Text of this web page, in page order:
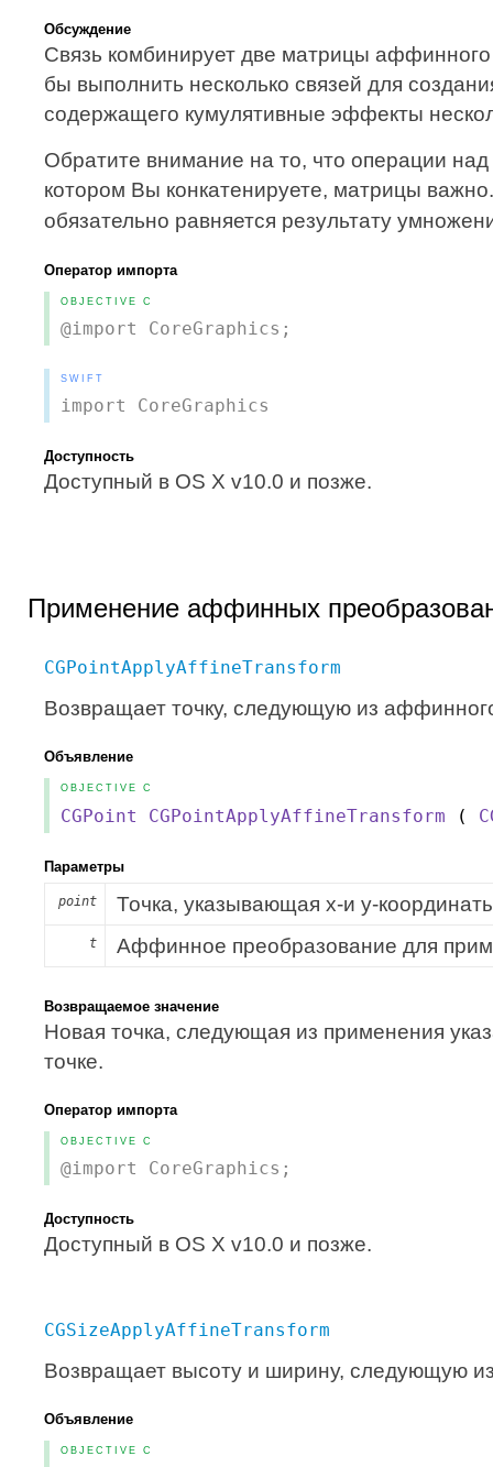
Обсуждение
Связь комбинирует две матрицы
бы выполнить несколько связей для
содержащего кумулятивные эффекты
Обратите внимание на то, что операции
котором Вы конкатенируете, матрицы
обязательно равняется результату
Оператор импорта
OBJECTIVE C
@import CoreGraphics;
SWIFT
import CoreGraphics
Доступность
Доступный в OS X v10.0 и позже.
Применение аффинных
CGPointApplyAffineTransform
Возвращает точку, следующую из
Объявление
OBJECTIVE C
CGPoint CGPointApplyAffineTransform (
Параметры
point Точка, указывающая x-и y-
t Аффинное преобразование для
Возвращаемое значение
Новая точка, следующая из применения
точке.
Оператор импорта
OBJECTIVE C
@import CoreGraphics;
Доступность
Доступный в OS X v10.0 и позже.
CGSizeApplyAffineTransform
Возвращает высоту и ширину, следующую
Объявление
OBJECTIVE C